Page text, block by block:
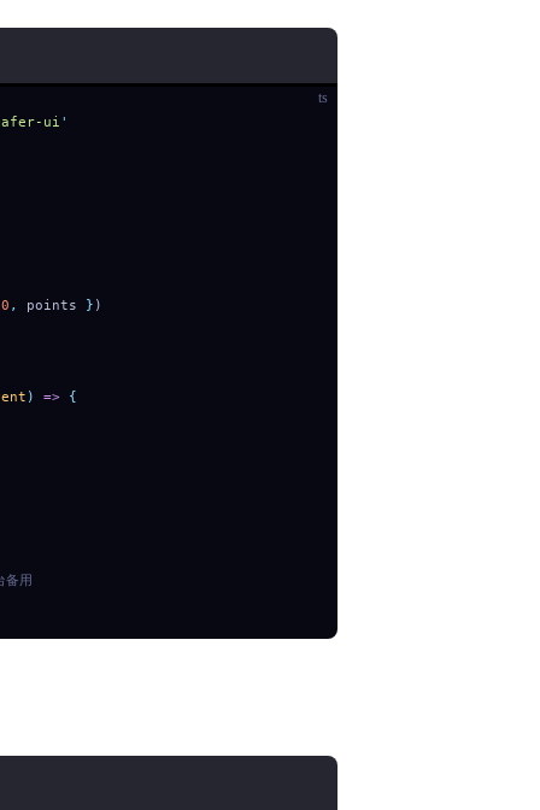
ts
ui '
, points } )
) => {
用